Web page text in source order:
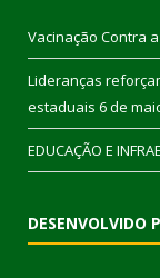
Vacinação Contra
Lideranças
estaduais 6 de
EDUCAÇÃO E
DESENVOLVIDO